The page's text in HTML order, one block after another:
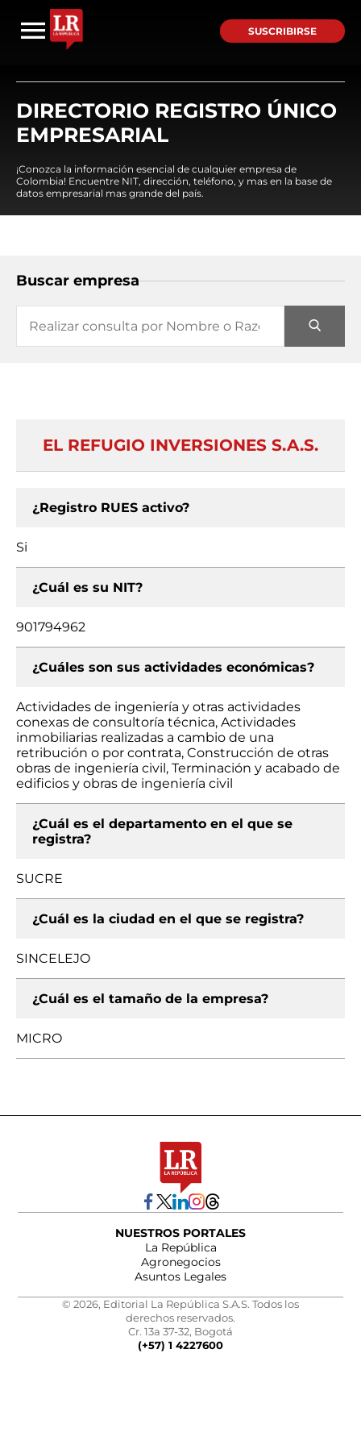
SUSCRIBIRSE
DIRECTORIO REGISTRO ÚNICO
EMPRESARIAL
¡Conozca la información esencial de cualquier empresa de
Colombia! Encuentre NIT, dirección, teléfono, y mas en la base de
datos empresarial mas grande del país.
Buscar empresa
EL REFUGIO INVERSIONES S.A.S.
¿Registro RUES activo?
Si
¿Cuál es su NIT?
901794962
¿Cuáles son sus actividades económicas?
Actividades de ingeniería y otras actividades
conexas de consultoría técnica, Actividades
inmobiliarias realizadas a cambio de una
retribución o por contrata, Construcción de otras
obras de ingeniería civil, Terminación y acabado de
edificios y obras de ingeniería civil
¿Cuál es el departamento en el que se
registra?
SUCRE
¿Cuál es la ciudad en el que se registra?
SINCELEJO
¿Cuál es el tamaño de la empresa?
MICRO
NUESTROS PORTALES
La República
Agronegocios
Asuntos Legales
© 2026, Editorial La República S.A.S. Todos los
derechos reservados.
Cr. 13a 37-32, Bogotá
(+57) 1 4227600